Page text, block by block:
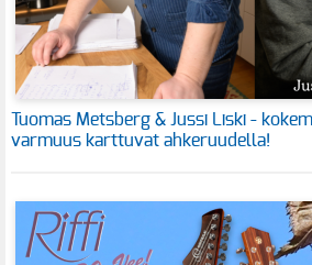
Tuomas Metsberg & Jussi Liski -
varmuus karttuvat ahkeruudella!